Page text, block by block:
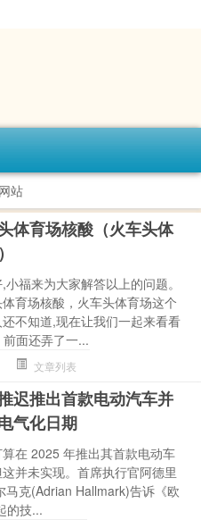
站
体育场核酸（火车头体
小福来为大家解答以上的问题。
育场核酸，火车头体育场这个
不知道,现在让我们一起来看看
面还弄了一...
文章列表
迟推出首款电动汽车并
气化日期
在 2025 年推出其首款电动车
并未实现。首席执行官阿德里
马克(Adrian Hallmark)告诉《欧
的技...